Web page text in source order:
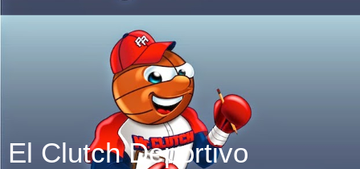
El Clutch Deportivo